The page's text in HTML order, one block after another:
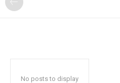
No posts to display